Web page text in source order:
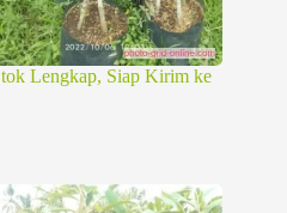
Lengkap, Siap Kirim ke